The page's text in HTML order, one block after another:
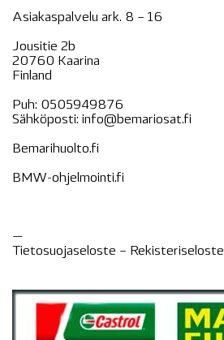
Asiakaspalvelu ark. 8 – 16
Jousitie 2b
20760 Kaarina
Finland
Puh: 0505949876
Sähköposti: info@bemariosat.fi
Bemarihuolto.fi
BMW-ohjelmointi.fi
—
Tietosuojaseloste – Rekisteriseloste